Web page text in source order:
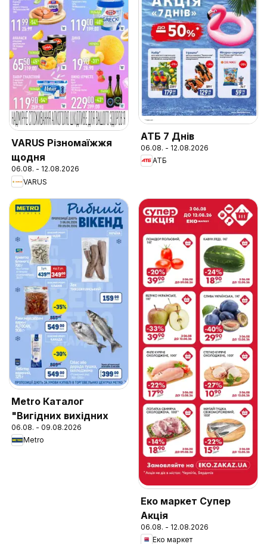
VARUS Різномаїжжя
щодня
06.08. - 12.08.2026
VARUS
АТБ 7 Днів
06.08. - 12.08.2026
АТБ
Metro Каталог
"Вигідних вихідних
06.08. - 09.08.2026
Metro
Еко маркет Супер
Акція
06.08. - 12.08.2026
Еко маркет